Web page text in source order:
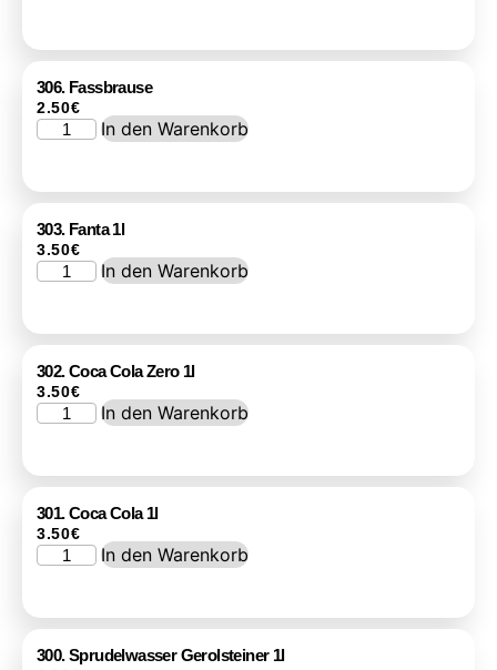
306. Fassbrause
2.50€
In den Warenkorb
303. Fanta 1l
3.50€
In den Warenkorb
302. Coca Cola Zero 1l
3.50€
In den Warenkorb
301. Coca Cola 1l
3.50€
In den Warenkorb
300. Sprudelwasser Gerolsteiner 1l